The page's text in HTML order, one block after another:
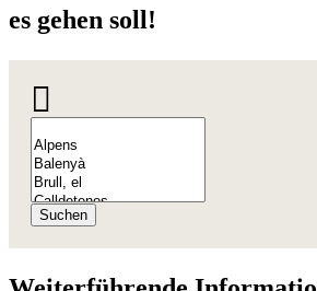
es gehen soll!
Suchen